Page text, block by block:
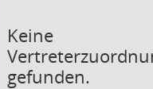
Keine
gefunden.